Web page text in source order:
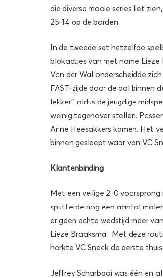
die diverse mooie series liet
25-14 op de borden.
In de tweede set hetzelfde
blokacties van met name Lieze
Van der Wal onderscheidde
FAST-zijde door de bal binnen
lekker”, aldus de jeugdige
weinig tegenover stellen.
Anne Heesakkers komen. Het
binnen gesleept waar van VC
Klantenbinding
Met een veilige 2-0 voorsprong
sputterde nog een aantal
er geen echte wedstijd meer
Lieze Braaksma. Met deze
harkte VC Sneek de eerste
Jeffrey Scharbaai was één en